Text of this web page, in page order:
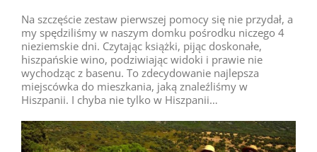
Na szczęście zestaw pierwszej pomocy się nie przydał, a
my spędziliśmy w naszym domku pośrodku niczego 4
nieziemskie dni. Czytając książki, pijąc doskonałe,
hiszpańskie wino, podziwiając widoki i prawie nie
wychodząc z basenu. To zdecydowanie najlepsza
miejscówka do mieszkania, jaką znaleźliśmy w
Hiszpanii. I chyba nie tylko w Hiszpanii…